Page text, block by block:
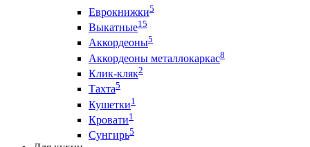
Еврокнижки5
Выкатные15
Аккордеоны5
Аккордеоны металлокаркас8
Клик-кляк2
Тахта5
Кушетки1
Кровати1
Сунгирь5